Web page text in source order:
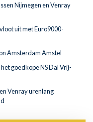
Nijmegen en Venray
uit met Euro9000-
Amsterdam Amstel
goedkope NS Dal Vrij-
Venray urenlang